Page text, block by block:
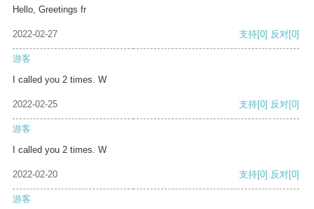
Hello, Greetings fr
2022-02-27 支持[0] 反对[0]
游客
I called you 2 times. W
2022-02-25 支持[0] 反对[0]
游客
I called you 2 times. W
2022-02-20 支持[0] 反对[0]
游客